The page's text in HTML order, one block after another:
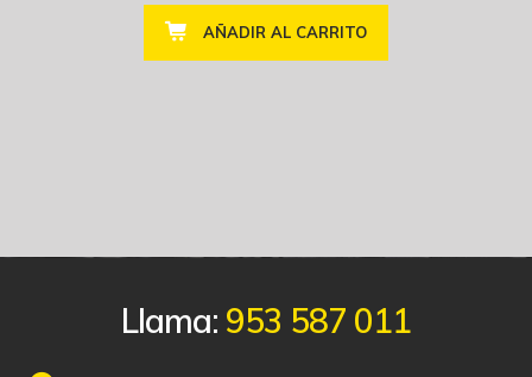
AÑADIR AL CARRITO
Llama: 953 587 011